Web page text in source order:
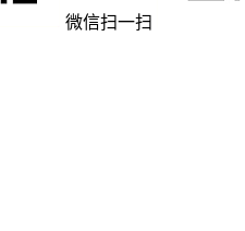
微信扫一扫